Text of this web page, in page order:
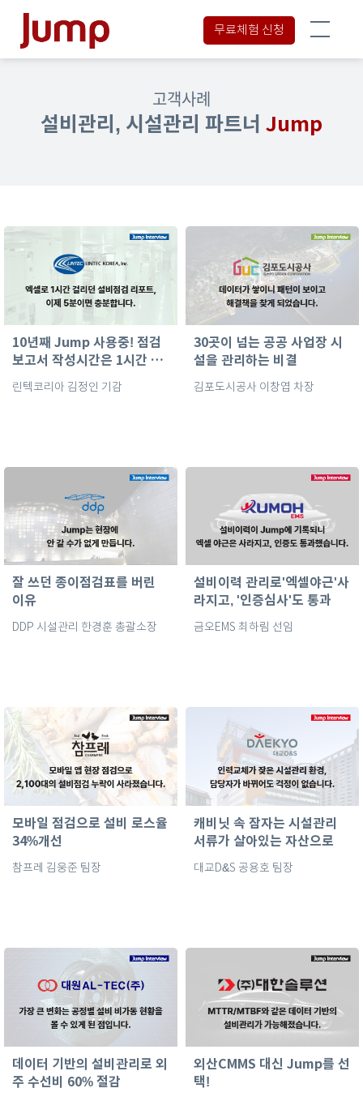
무료체험 신청
고객사례
설비관리, 시설관리 파트너 Jump
10년째 Jump 사용중! 점검
보고서 작성시간은 1시간 →
5분 단축
린텍코리아 김정인 기감
30곳이 넘는 공공 사업장 시
설을 관리하는 비결
김포도시공사 이창엽 차장
잘 쓰던 종이점검표를 버린
이유
DDP 시설관리 한경훈 총괄소장
설비이력 관리로'엑셀야근'사
라지고, '인증심사'도 통과
금오EMS 최하림 선임
모바일 점검으로 설비 로스율
34%개선
참프레 김웅준 팀장
캐비닛 속 잠자는 시설관리
서류가 살아있는 자산으로
대교D&S 공용호 팀장
데이터 기반의 설비관리로 외
주 수선비 60% 절감
외산CMMS 대신 Jump를 선
택!